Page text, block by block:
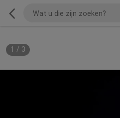
1 / 3